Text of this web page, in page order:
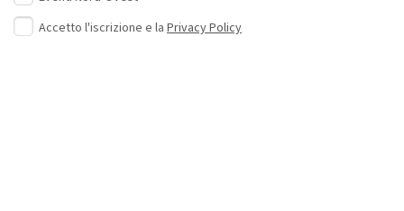
Accetto l'iscrizione e la Privacy Policy